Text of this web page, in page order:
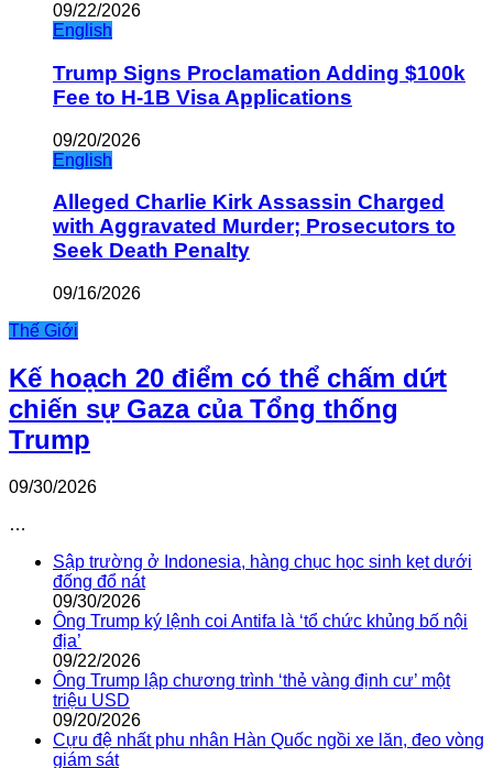
09/22/2026
English
Trump Signs Proclamation Adding $100k
Fee to H-1B Visa Applications
09/20/2026
English
Alleged Charlie Kirk Assassin Charged
with Aggravated Murder; Prosecutors to
Seek Death Penalty
09/16/2026
Thế Giới
Kế hoạch 20 điểm có thể chấm dứt
chiến sự Gaza của Tổng thống
Trump
09/30/2026
…
Sập trường ở Indonesia, hàng chục học sinh kẹt dưới
đống đổ nát
09/30/2026
Ông Trump ký lệnh coi Antifa là ‘tổ chức khủng bố nội
địa’
09/22/2026
Ông Trump lập chương trình ‘thẻ vàng định cư’ một
triệu USD
09/20/2026
Cựu đệ nhất phu nhân Hàn Quốc ngồi xe lăn, đeo vòng
giám sát